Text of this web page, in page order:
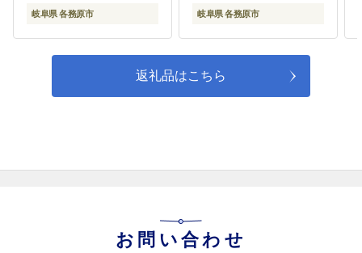
市内企業の販路拡大や雇用確保の
ため、情報発信や出店等の支援を
行っています。
岐阜県 各務原市 岐阜県 各務原市
返礼品はこちら
お問い合わせ